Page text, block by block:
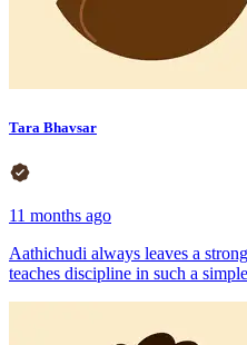
Tara Bhavsar
11 months ago
Aathichudi always leaves a
teaches discipline in such a